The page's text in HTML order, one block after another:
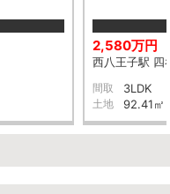
2,580万円
西八王子駅 四
間取 3LDK
土地 92.41㎡